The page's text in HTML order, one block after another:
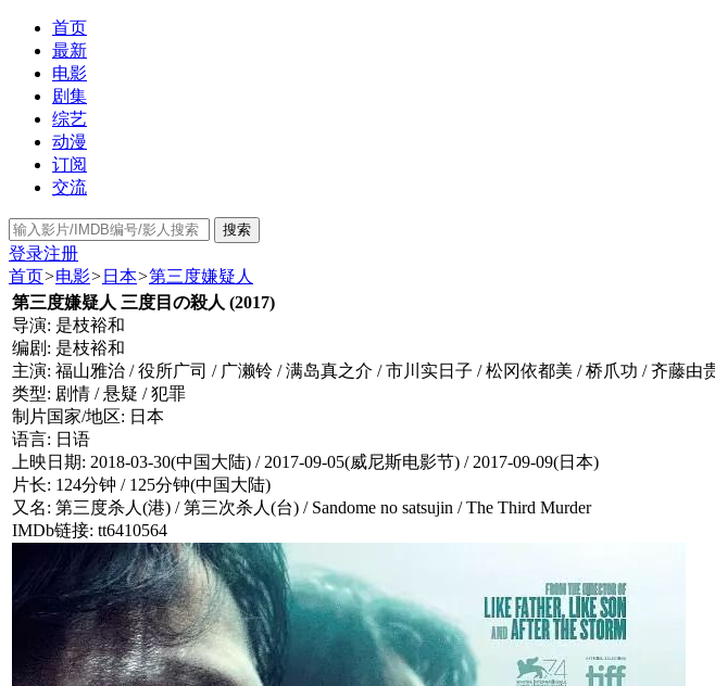
首页
最新
电影
剧集
综艺
动漫
订阅
交流
搜索
登录注册
首页>电影> 日本>第三度嫌疑人
第三度嫌疑人 三度目の殺人 (2017)
导演: 是枝裕和
编剧: 是枝裕和
主演: 福山雅治 / 役所广司 / 广濑铃 / 满岛真之介 / 市川实日子 / 松冈依都美 / 桥爪功 / 齐藤由
类型: 剧情 / 悬疑 / 犯罪
制片国家/地区: 日本
语言: 日语
上映日期: 2018-03-30(中国大陆) / 2017-09-05(威尼斯电影节) / 2017-09-09(日本)
片长: 124分钟 / 125分钟(中国大陆)
又名: 第三度杀人(港) / 第三次杀人(台) / Sandome no satsujin / The Third Murder
IMDb链接: tt6410564